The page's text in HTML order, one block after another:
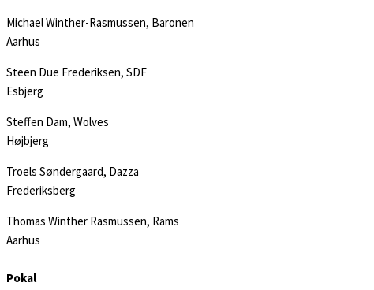
Michael Winther-Rasmussen, Baronen
Aarhus
Steen Due Frederiksen, SDF
Esbjerg
Steffen Dam, Wolves
Højbjerg
Troels Søndergaard, Dazza
Frederiksberg
Thomas Winther Rasmussen, Rams
Aarhus
Pokal